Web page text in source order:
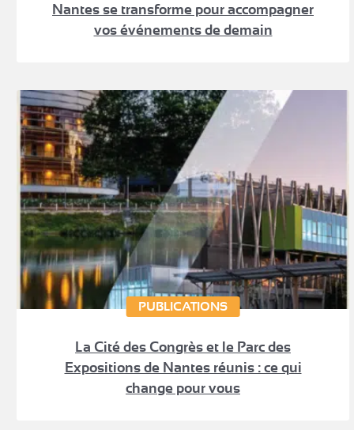
Nantes se transforme pour accompagner
vos événements de demain
PUBLICATIONS
La Cité des Congrès et le Parc des
Expositions de Nantes réunis : ce qui
change pour vous